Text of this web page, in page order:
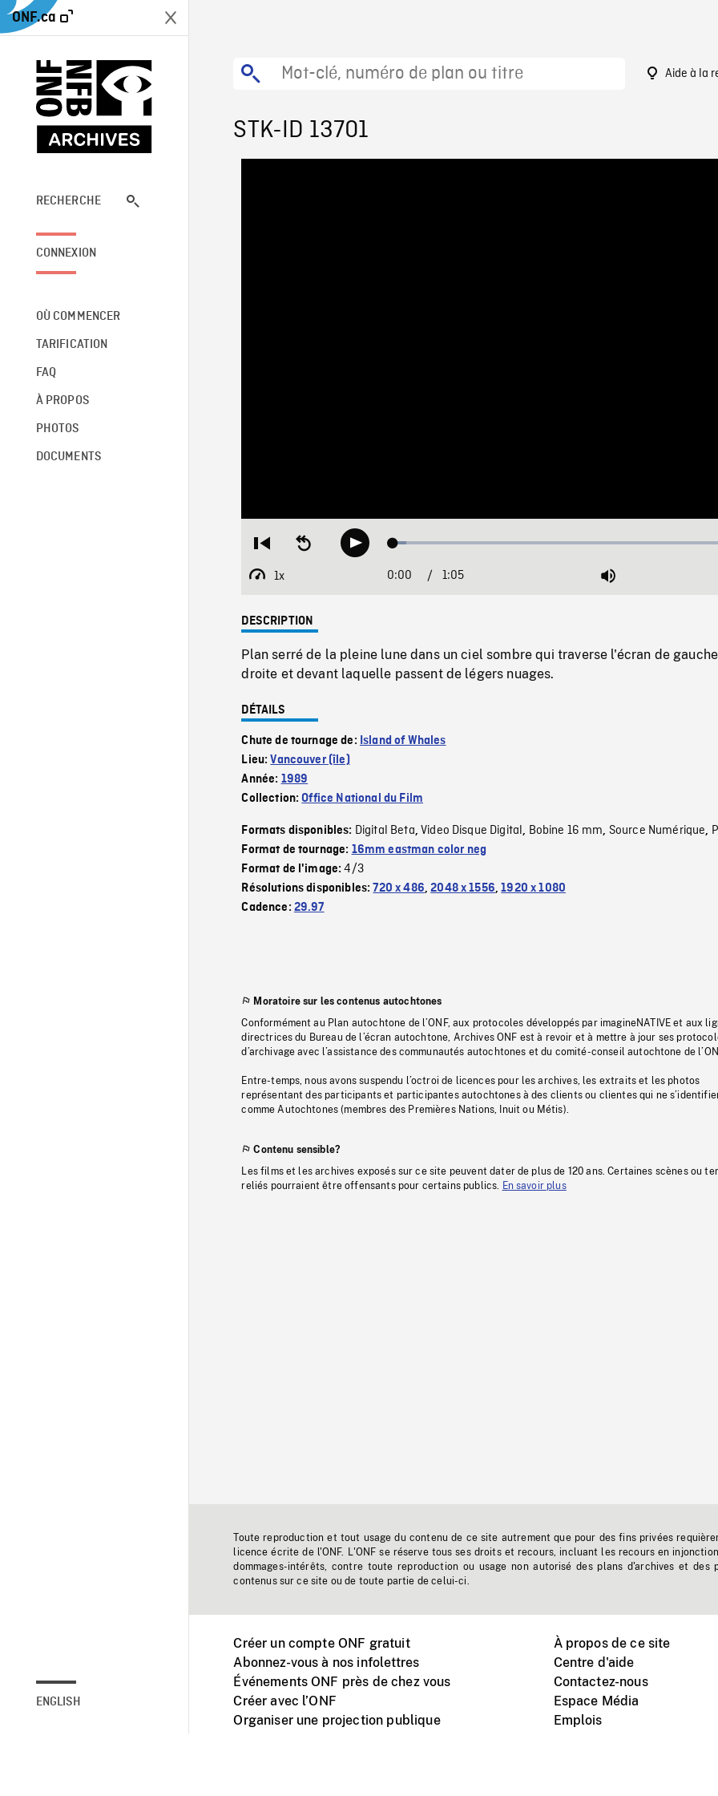
ONF.ca
RECHERCHE
CONNEXION
OÙ COMMENCER
TARIFICATION
FAQ
À PROPOS
PHOTOS
DOCUMENTS
ENGLISH
Aide à la
STK-ID 13701
Restart
beginning
Seek
backwardPlay Loaded:
1x
Playback
Current
0:00 / 1:05 Mute
DESCRIPTION
Plan serré de la pleine lune dans un ciel sombre qui traverse l'écran de
droite et devant laquelle passent de légers nuages.
DÉTAILS
Chute de tournage de: Island of Whales
Lieu:Vancouver (île)
Année: 1989
Collection:Office National du Film
Formats disponibles: Digital Beta,Video Disque Digital, Bobine 16 mm, Source Numérique,
Format de tournage: 16mm eastman color neg
Format de l'image:4/3
Résolutions disponibles:720 x 486,2048 x 1556,1920 x 1080
Cadence: 29.97
Moratoire sur les contenus autochtones
Conformément au Plan autochtone de l’ONF, aux protocoles développés par imagineNATIVE et aux
directrices du Bureau de l’écran autochtone, Archives ONF est à revoir et à mettre à jour ses
d’archivage avec l’assistance des communautés autochtones et du comité-conseil autochtone de
Entre-temps, nous avons suspendu l’octroi de licences pour les archives, les extraits et les photos
représentant des participants et participantes autochtones à des clients ou clientes qui ne
comme Autochtones (membres des Premières Nations, Inuit ou Métis).
Contenu sensible?
Les films et les archives exposés sur ce site peuvent dater de plus de 120 ans. Certaines scènes ou
reliés pourraient être offensants pour certains publics.
En savoir plus
Toute reproduction et tout usage du contenu de ce site autrement que pour des fins privées
licence écrite de l'ONF. L'ONF se réserve tous ses droits et recours, incluant les recours en
dommages-intérêts, contre toute reproduction ou usage non autorisé des plans d'archives et des
contenus sur ce site ou de toute partie de celui-ci.
Créer un compte ONF gratuit
Abonnez-vous à nos infolettres
Événements ONF près de chez vous
Créer avec l’ONF
Organiser une projection publique
À propos de ce site
Centre d'aide
Contactez-nous
Espace Média
Emplois